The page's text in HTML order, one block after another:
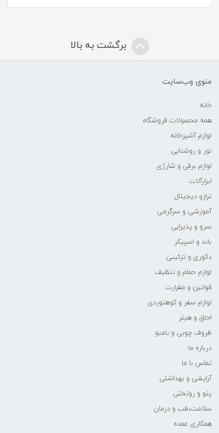
برگشت به بالا
منوی وب‌سایت
خانه
همه محصولات فروشگاه
لوازم آشپزخانه
نور و روشنایی
لوازم برقی و شارژی
ابزارآلات
ترازو دیجیتال
آموزشی و سرگرمی
سرو و پذیرایی
باند و اسپیکر
دکوری و تزئینی
لوازم حمام و تنظیف
قوانین و مقرارت
لوازم سفر و کوهنوردی
اجاق و هیتر
ظروف چوبی و بامبو
درباره ما
تماس با ما
آرایشی و بهداشتی
پتو و روتختی
سلامت،طب و درمان
همکاری عمده